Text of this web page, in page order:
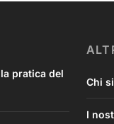
pratica del
Chi
I